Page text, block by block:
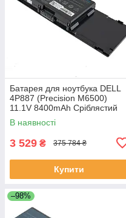
Батарея для ноутбука DELL
4P887 (Precision M6500)
11.1V 8400mAh Сріблястий
В наявності
3 529 ₴ 375 784 ₴
Купити
–98%